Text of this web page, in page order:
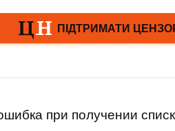
при получении